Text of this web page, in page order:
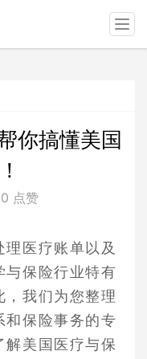
你搞懂美国
0 点赞
医疗账单以及
与保险行业特有
，我们为您整理
和保险事务的专
解美国医疗与保
T
o
n
a
i
n